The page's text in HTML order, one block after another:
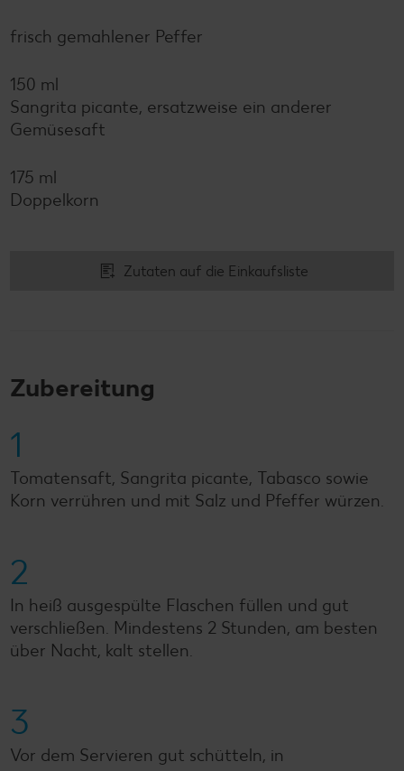
frisch gemahlener Peffer
150 ml
Sangrita picante, ersatzweise ein anderer
Gemüsesaft
175 ml
Doppelkorn
Zutaten auf die Einkaufsliste
Zubereitung
1
Tomatensaft, Sangrita picante, Tabasco sowie
Korn verrühren und mit Salz und Pfeffer würzen.
2
In heiß ausgespülte Flaschen füllen und gut
verschließen. Mindestens 2 Stunden, am besten
über Nacht, kalt stellen.
3
Vor dem Servieren gut schütteln, in